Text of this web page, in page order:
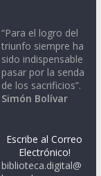
“Para el logro del
triunfo siempre ha
sido indispensable
pasar por la senda
de los sacrificios”.
Simón Bolívar
Escribe al Correo
Electrónico!
biblioteca.digital@